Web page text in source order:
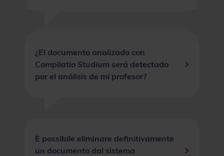
¿El documento analizado con
Compilatio Studium será detectado
por el análisis de mi profesor?
È possibile eliminare definitivamente
un documento dal sistema